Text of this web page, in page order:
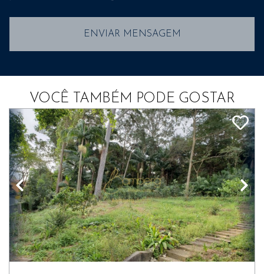
ENVIAR MENSAGEM
VOCÊ TAMBÉM PODE GOSTAR